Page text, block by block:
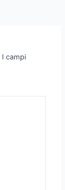
I campi